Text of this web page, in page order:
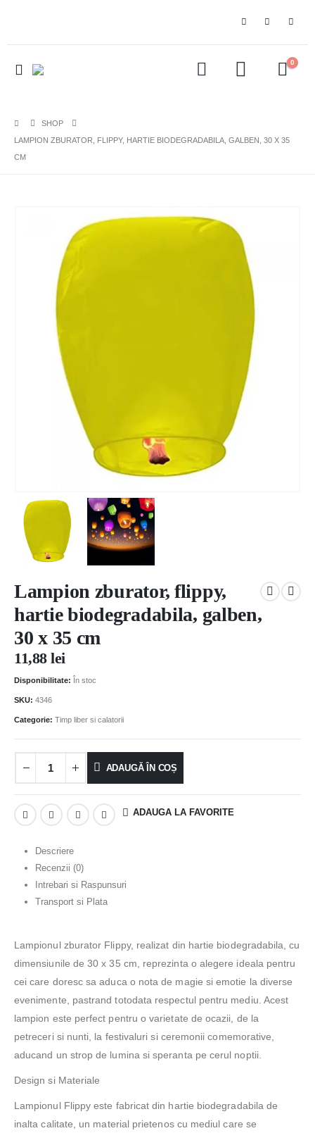
0
SHOP
LAMPION ZBURATOR, FLIPPY, HARTIE BIODEGRADABILA, GALBEN, 30 X 35
CM
Lampion zburator, flippy,
hartie biodegradabila, galben,
30 x 35 cm
11,88lei
Disponibilitate: În stoc
SKU: 4346
Categorie: Timp liber si calatorii
ADAUGĂ ÎN COȘ
ADAUGA LA FAVORITE
Descriere
Recenzii (0)
Intrebari si Raspunsuri
Transport si Plata
Lampionul zburator Flippy, realizat din hartie biodegradabila, cu
dimensiunile de 30 x 35 cm, reprezinta o alegere ideala pentru
cei care doresc sa aduca o nota de magie si emotie la diverse
evenimente, pastrand totodata respectul pentru mediu. Acest
lampion este perfect pentru o varietate de ocazii, de la
petreceri si nunti, la festivaluri si ceremonii comemorative,
aducand un strop de lumina si speranta pe cerul noptii.
Design si Materiale
Lampionul Flippy este fabricat din hartie biodegradabila de
inalta calitate, un material prietenos cu mediul care se